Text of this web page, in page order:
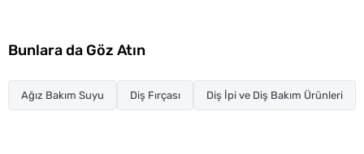
Bunlara da Göz Atın
Ağız Bakım Suyu Diş Fırçası Diş İpi ve Diş Bakım Ürünleri